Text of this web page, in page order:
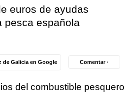
euros de ayudas
pesca española
de Galicia en Google Comentar ·
del combustible pesquero